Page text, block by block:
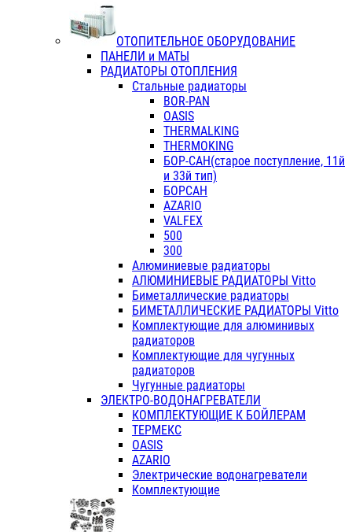
ОТОПИТЕЛЬНОЕ ОБОРУДОВАНИЕ
ПАНЕЛИ и МАТЫ
РАДИАТОРЫ ОТОПЛЕНИЯ
Стальные радиаторы
BOR-PAN
OASIS
THERMALKING
THERMOKING
БОР-САН(старое поступление, 11й
и 33й тип)
БОРСАН
AZARIO
VALFEX
500
300
Алюминиевые радиаторы
АЛЮМИНИЕВЫЕ РАДИАТОРЫ Vitto
Биметаллические радиаторы
БИМЕТАЛЛИЧЕСКИЕ РАДИАТОРЫ Vitto
Комплектующие для алюминивых
радиаторов
Комплектующие для чугунных
радиаторов
Чугунные радиаторы
ЭЛЕКТРО-ВОДОНАГРЕВАТЕЛИ
КОМПЛЕКТУЮЩИЕ К БОЙЛЕРАМ
ТЕРМЕКС
OASIS
AZARIO
Электрические водонагреватели
Комплектующие